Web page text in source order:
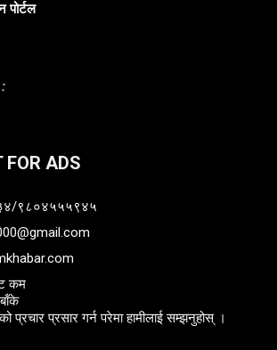
:
FOR ADS
९८०४५५५९४५
कम
प्रचार प्रसार गर्न परेमा हामीलाई सम्झनुहोस् ।